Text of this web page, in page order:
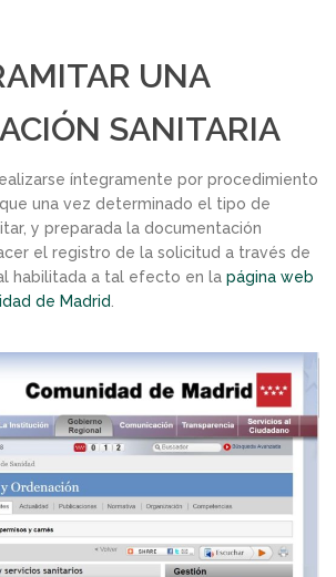
UNA
SANITARIA
íntegramente por procedimiento
una vez determinado el tipo de
y preparada la documentación
el registro de la solicitud a través de
habilitada a tal efecto en la página web
de Madrid